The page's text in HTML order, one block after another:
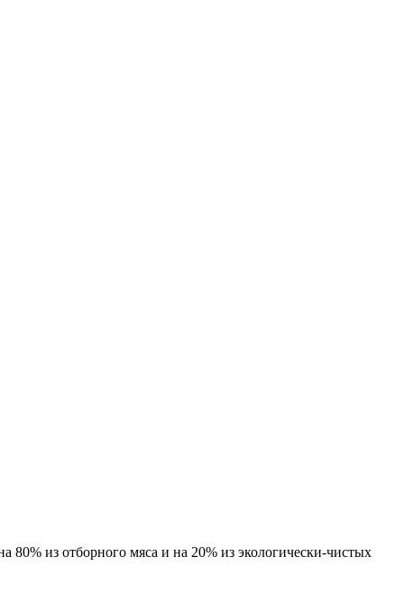
из отборного мяса и на 20% из экологически-чистых